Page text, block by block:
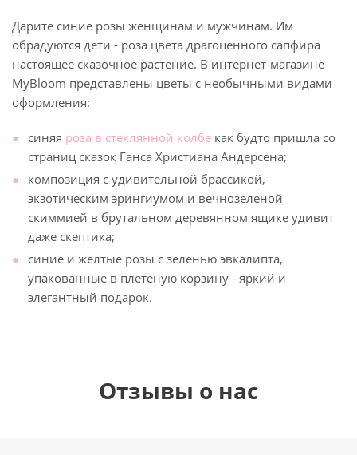
Дарите синие розы женщинам и мужчинам. Им
обрадуются дети - роза цвета драгоценного сапфира
настоящее сказочное растение. В интернет-магазине
MyBloom представлены цветы с необычными видами
оформления:
синяя роза в стеклянной колбе как будто пришла со
страниц сказок Ганса Христиана Андерсена;
композиция с удивительной брассикой,
экзотическим эрингиумом и вечнозеленой
скиммией в брутальном деревянном ящике удивит
даже скептика;
синие и желтые розы с зеленью эвкалипта,
упакованные в плетеную корзину - яркий и
элегантный подарок.
Отзывы о нас